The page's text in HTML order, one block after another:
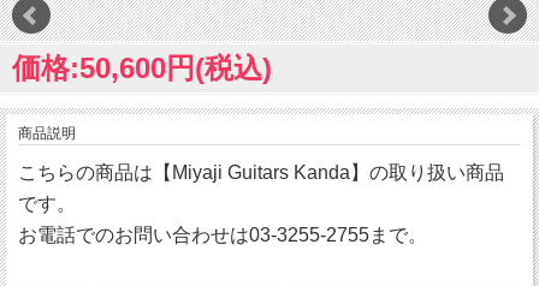
価格:50,600円(税込)
商品説明
こちらの商品は【Miyaji Guitars Kanda】の取り扱い商品
です。
お電話でのお問い合わせは03-3255-2755まで。